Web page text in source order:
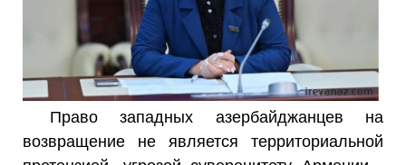
Право западных азербайджанцев на
возвращение не является территориальной